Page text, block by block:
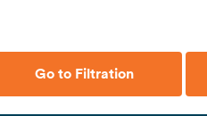
Go to Filtration